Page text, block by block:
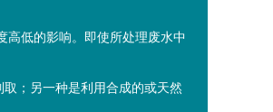
高低的影响。即使所处理废水中
；另一种是利用合成的或天然